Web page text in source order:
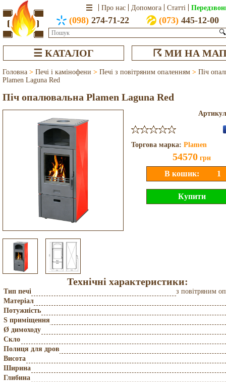
Про нас Допомога Статті
(098) 274-71-22 (073)445-12-00
🔍
☰ КАТАЛОГ ☈ МИ НА
Головна > Печі і камінофени > Печі з повітряним опаленням > Піч
Plamen Laguna Red
Піч опалювальна Plamen Laguna Red
Торгова марка: Plamen
54570 грн
Технічні характеристики:
Тип печі
з повітряним
Матеріал
Потужність
S приміщення
Ø димоходу
Скло
Полиця для дров
Висота
Ширина
Глибина